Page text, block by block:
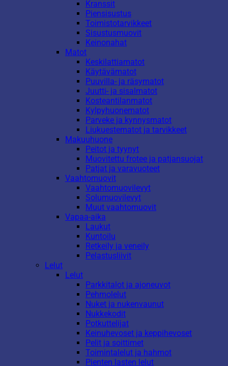
Kranssit
Piensisustus
Toimistotarvikkeet
Sisustusmuovit
Keinonahat
Matot
Keskilattiamatot
Käytävämatot
Puuvilla- ja räsymatot
Juutti- ja sisalmatot
Kosteantilanmatot
Kylpyhuonematot
Parveke ja kynnysmatot
Liukuestematot ja tarvikkeet
Makuuhuone
Peitot ja tyynyt
Muovitettu frotee ja patjansuojat
Patjat ja varavuoteet
Vaahtomuovit
Vaahtomuovilevyt
Solumuovilevyt
Muut vaahtomuovit
Vapaa-aika
Laukut
Kuntoilu
Retkeily ja veneily
Pelastusliivit
Lelut
Lelut
Parkkitalot ja ajoneuvot
Pehmolelut
Nuket ja nukenvaunut
Nukkekodit
Potkuttelijat
Keinuhevoset ja keppihevoset
Pelit ja soittimet
Toimintalelut ja hahmot
Pienten lasten lelut